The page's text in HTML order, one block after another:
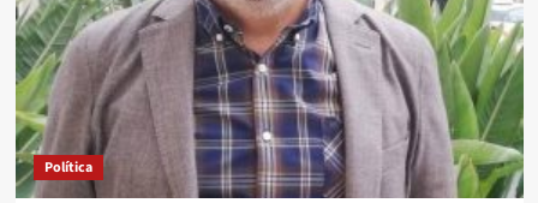
las
luces
y
las
sombras
año
2024
en
Política